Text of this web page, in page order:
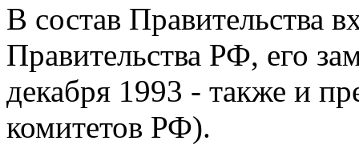
В состав Правительства
Правительства РФ, его
декабря 1993 - также и
комитетов РФ).